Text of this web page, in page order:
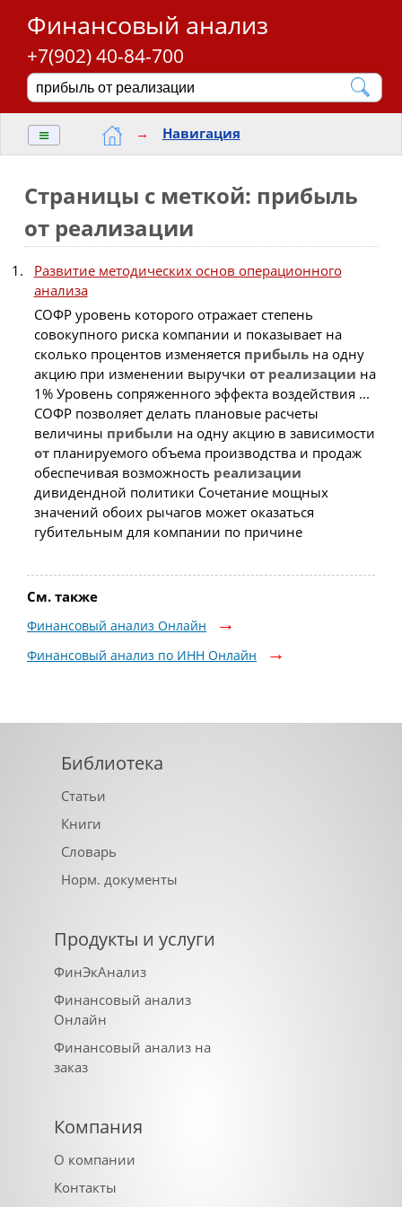
Финансовый анализ
+7(902) 40-84-700
≡ → Навигация
Страницы с меткой: прибыль
от реализации
Развитие методических основ операционного
анализа
СОФР уровень которого отражает степень
совокупного риска компании и показывает на
сколько процентов изменяется прибыльна одну
акцию при изменении выручки от реализации на
1% Уровень сопряженного эффекта воздействия ...
СОФР позволяет делать плановые расчеты
величины прибыли на одну акцию в зависимости
отпланируемого объема производства и продаж
обеспечивая возможность реализации
дивидендной политики Сочетание мощных
значений обоих рычагов может оказаться
губительным для компании по причине
См. также
Финансовый анализ Онлайн
Финансовый анализ по ИНН Онлайн
Библиотека
Статьи
Книги
Словарь
Норм. документы
Продукты и услуги
ФинЭкАнализ
Финансовый анализ
Онлайн
Финансовый анализ на
заказ
Компания
О компании
Контакты